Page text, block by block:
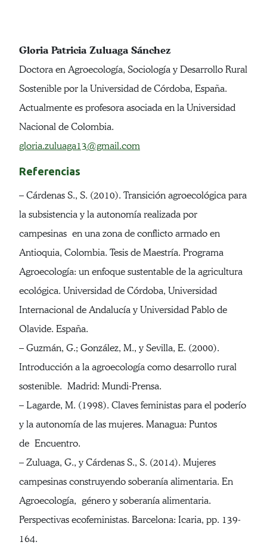
Gloria Patricia Zuluaga Sánchez
Doctora en Agroecología, Sociología y Desarrollo Rural
Sostenible por la Universidad de Córdoba, España.
Actualmente es profesora asociada en la Universidad
Nacional de Colombia.
gloria.zuluaga13@gmail.com
Referencias
– Cárdenas S., S. (2010). Transición agroecológica para
la subsistencia y la autonomía realizada por
campesinas en una zona de conflicto armado en
Antioquia, Colombia. Tesis de Maestría. Programa
Agroecología: un enfoque sustentable de la agricultura
ecológica. Universidad de Córdoba, Universidad
Internacional de Andalucía y Universidad Pablo de
Olavide. España.
– Guzmán, G.; González, M., y Sevilla, E. (2000).
Introducción a la agroecología como desarrollo rural
sostenible. Madrid: Mundi-Prensa.
– Lagarde, M. (1998). Claves feministas para el poderío
y la autonomía de las mujeres. Managua: Puntos
de Encuentro.
– Zuluaga, G., y Cárdenas S., S. (2014). Mujeres
campesinas construyendo soberanía alimentaria. En
Agroecología, género y soberanía alimentaria.
Perspectivas ecofeministas. Barcelona: Icaria, pp. 139-
164.